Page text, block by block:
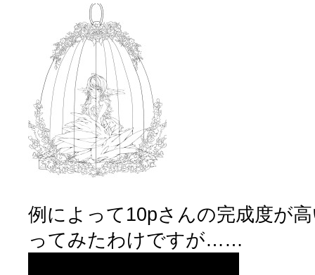
例によって10pさんの完成度が
ってみたわけですが……